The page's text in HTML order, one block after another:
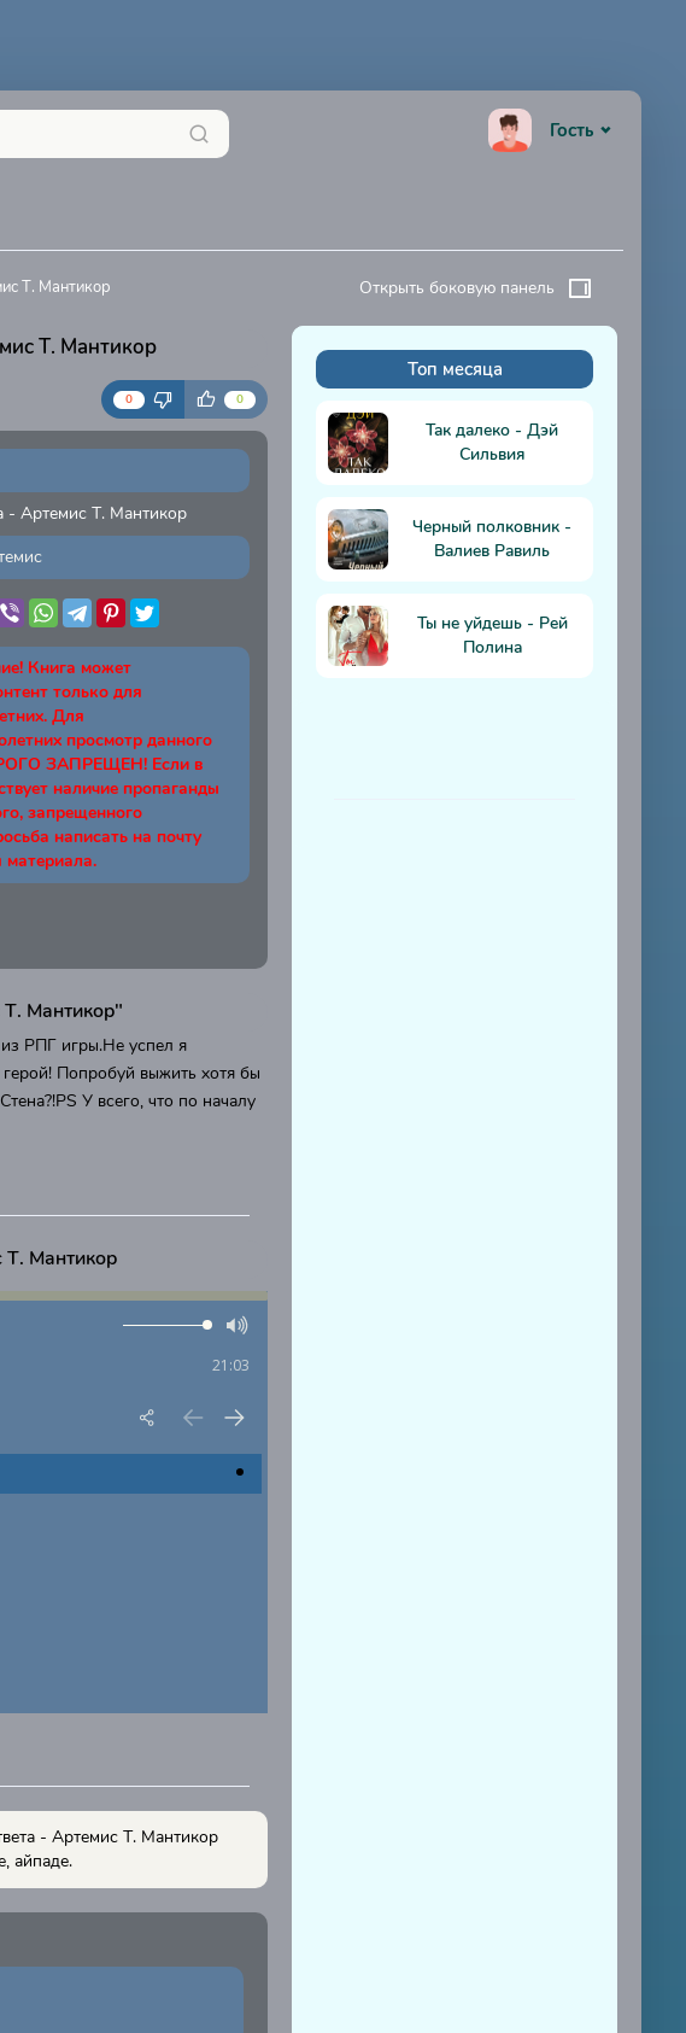
Гость
Т. Мантикор
Т. Мантикор
0 0
- Артемис Т. Мантикор
Книга может
только для
Для
просмотр данного
ЗАПРЕЩЕН! Если в
наличие пропаганды
запрещенного
написать на почту
материала.
Т. Мантикор"
РПГ игры.Не успел я
Попробуй выжить хотя бы
У всего, что по началу
Т. Мантикор
21:03
- Артемис Т. Мантикор
айпаде.
Открыть боковую панель
Топ месяца
Так далеко - Дэй
Сильвия
Черный полковник -
Валиев Равиль
Ты не уйдешь - Рей
Полина